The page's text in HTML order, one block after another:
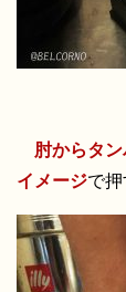
肘からタン
イメージで